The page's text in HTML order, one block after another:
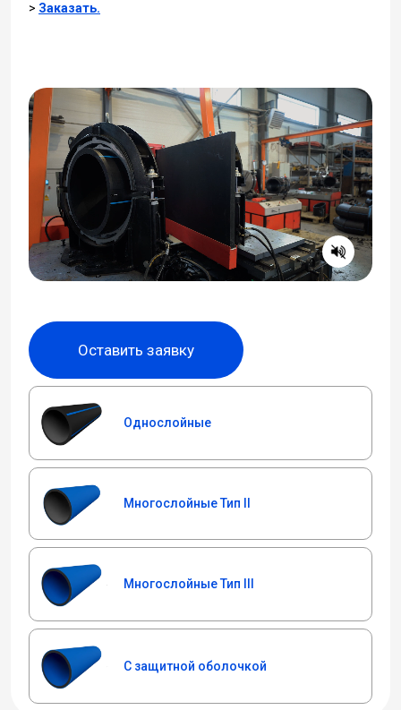
> Заказать.
Оставить заявку
Однослойные
Многослойные Тип II
Многослойные Тип III
С защитной оболочкой